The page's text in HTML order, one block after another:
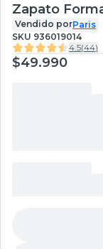
Zapato
Vendido porParis
SKU 936019014
4.5(44)
$49.990